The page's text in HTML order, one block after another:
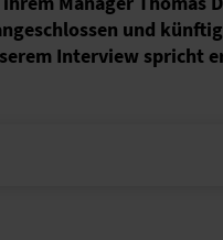
und
Interview spricht